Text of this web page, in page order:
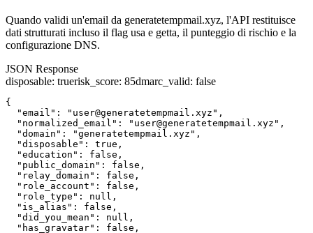
Quando validi un'email da generatetempmail.xyz, l'API restituisce
dati strutturati incluso il flag usa e getta, il punteggio di rischio e la
configurazione DNS.
JSON Response
disposable: truerisk_score: 85dmarc_valid: false
{
  "email": "user@generatetempmail.xyz",
  "normalized_email": "user@generatetempmail.xyz",
  "domain": "generatetempmail.xyz",
  "disposable": true,
  "education": false,
  "public_domain": false,
  "relay_domain": false,
  "role_account": false,
  "role_type": null,
  "is_alias": false,
  "did_you_mean": null,
  "has_gravatar": false,